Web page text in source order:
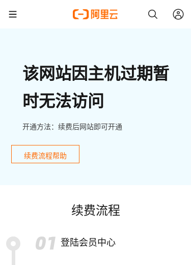
该网站因主机过期暂
时无法访问
开通方法：续费后网站即可开通
续费流程帮助
续费流程
登陆会员中心